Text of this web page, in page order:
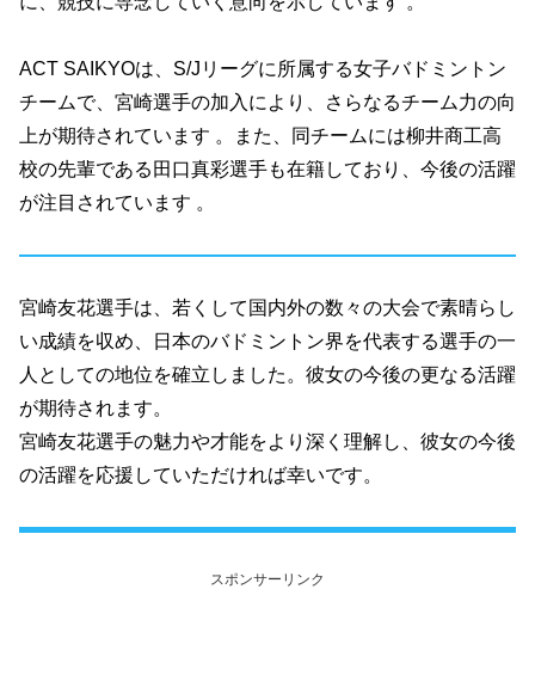
ACT SAIKYOは、S/Jリーグに所属する女子バドミントン
チームで、宮崎選手の加入により、さらなるチーム力の向
上が期待されています 。​また、同チームには柳井商工高
校の先輩である田口真彩選手も在籍しており、今後の活躍
が注目されています 。​
宮崎友花選手は、若くして国内外の数々の大会で素晴らし
い成績を収め、日本のバドミントン界を代表する選手の一
人としての地位を確立しました。彼女の今後の更なる活躍
が期待されます。
宮崎友花選手の魅力や才能をより深く理解し、彼女の今後
の活躍を応援していただければ幸いです。
スポンサーリンク